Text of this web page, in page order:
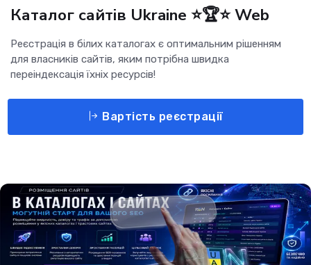
Каталог сайтів Ukraine ⭐🏆⭐ Web
Реєстрація в білих каталогах є оптимальним рішенням
для власників сайтів, яким потрібна швидка
переіндексація їхніх ресурсів!
Вартість реєстрації